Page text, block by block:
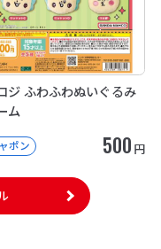
ジ ふわふわぬいぐるみ
ム
ポン 500 円